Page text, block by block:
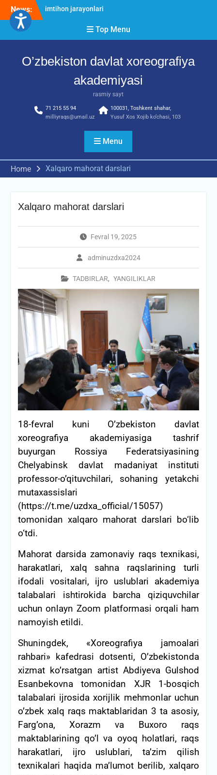
Skip
content
News:
O’ZBEKISTON DAVLAT
AKADEMIYASIDA
о‘tkazilgan kasbiy (ijodiy)
Diqqat e’lon!
imtihon jarayonlari
Top Menu
O’zbekiston davlat xoreografiya
akademiyasi
rasmiy sayt
71 215 55 94
milliyraqs@umail.uz
100031, Toshkent shahar,
Yusuf Xos Xojib ko‘chasi, 103
Menu
Home Xalqaro mahorat darslari
Xalqaro mahorat darslari
Fevral 19, 2025
adminuzdxa2024
TADBIRLAR, YANGILIKLAR
18-fevral kuni O’zbekiston davlat
xoreografiya akademiyasiga tashrif
buyurgan Rossiya Federatsiyasining
Chelyabinsk davlat madaniyat instituti
professor-o’qituvchilari, sohaning yetakchi
mutaxassislari
(https://t.me/uzdxa_official/15057)
tomonidan xalqaro mahorat darslari bo‘lib
o‘tdi.
Mahorat darsida zamonaviy raqs texnikasi,
harakatlari, xalq sahna raqslarining turli
ifodali vositalari, ijro uslublari akademiya
talabalari ishtirokida barcha qiziquvchilar
uchun onlayn Zoom platformasi orqali ham
namoyish etildi.
Shuningdek, «Xoreografiya jamoalari
rahbari» kafedrasi dotsenti, O’zbekistonda
xizmat ko’rsatgan artist Abdiyeva Gulshod
Esanbekovna tomonidan XJR 1-bosqich
talabalari ijrosida xorijlik mehmonlar uchun
o’zbek xalq raqs maktablaridan 3 ta asosiy,
Farg’ona, Xorazm va Buxoro raqs
maktablarining qo’l va oyoq holatlari, raqs
harakatlari, ijro uslublari, ta’zim qilish
texnikalari haqida ma’lumot berilib, xalqaro